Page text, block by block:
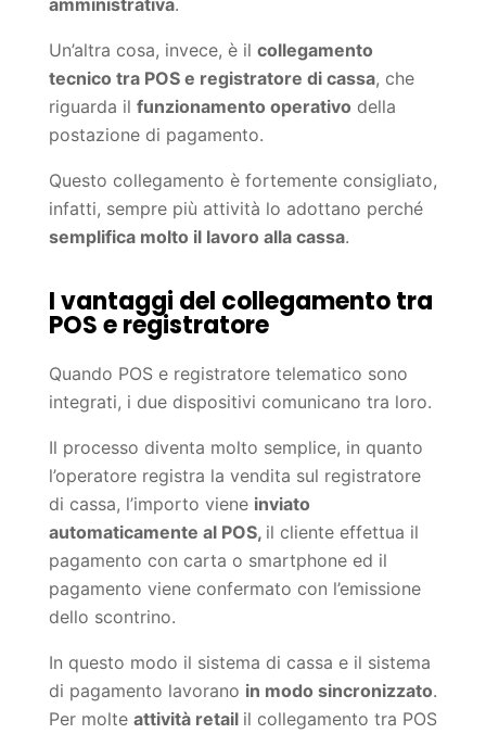
Un’altra cosa, invece, è il collegamento
tecnico tra POS e registratore di cassa, che
riguarda il funzionamento operativo della
postazione di pagamento.
Questo collegamento è fortemente consigliato,
infatti, sempre più attività lo adottano perché
semplifica molto il lavoro alla cassa.
I vantaggi del collegamento tra
POS e registratore
Quando POS e registratore telematico sono
integrati, i due dispositivi comunicano tra loro.
Il processo diventa molto semplice, in quanto
l’operatore registra la vendita sul registratore
di cassa, l’importo viene inviato
automaticamente al POS, il cliente effettua il
pagamento con carta o smartphone ed il
pagamento viene confermato con l’emissione
dello scontrino.
In questo modo il sistema di cassa e il sistema
di pagamento lavorano in modo sincronizzato.
Per molte attività retail il collegamento tra POS